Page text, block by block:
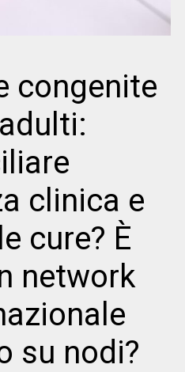
congenite
clinica e
cure? È
network
su nodi?